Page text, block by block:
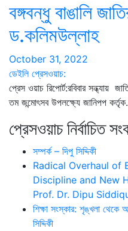
বঙ্গবন্ধু বাঙালি
ড.কলিমউল্লাহ
October 31, 2022
ডেইলি প্রেসওয়াচ:
প্রেস ওয়াচ রিপোর্ট:রবিবার সন্ধ্যায়
তম জন্মোৎসব উপলক্ষ্যে জানিপপ
প্রেসওয়াচ নির্বাচিত
সম্পর্ক – দিপু সিদ্দিকী
Radical Overhaul of
Discipline and New
Prof. Dr. Dipu
শিক্ষা সংস্কার: শৃঙ্খলা থেকে
সিদ্দিকী